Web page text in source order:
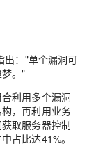
出："单个漏洞可
。"
利用多个漏洞
，再利用业务
取服务器控制
占比达41%。